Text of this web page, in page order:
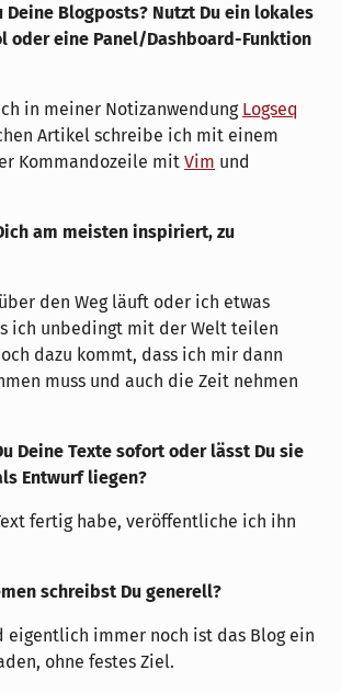
Deine Blogposts? Nutzt Du ein lokales
oder eine Panel/Dashboard-Funktion
in meiner Notizanwendung Logseq
Artikel schreibe ich mit einem
Kommandozeile mit Vim und
am meisten inspiriert, zu
den Weg läuft oder ich etwas
ich unbedingt mit der Welt teilen
dazu kommt, dass ich mir dann
muss und auch die Zeit nehmen
Deine Texte sofort oder lässt Du sie
Entwurf liegen?
fertig habe, veröffentliche ich ihn
schreibst Du generell?
eigentlich immer noch ist das Blog ein
ohne festes Ziel.